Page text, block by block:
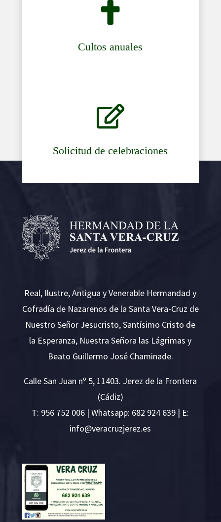

Cultos anuales

Solicitud de celebraciones
Real, Ilustre, Antigua y Venerable Hermandad y
Cofradía de Nazarenos de la Santa Vera-Cruz de
Nuestro Señor Jesucristo, Santísimo Cristo de
la Esperanza, Nuestra Señora las Lágrimas y
Beato Guillermo José Chaminade.
Calle San Juan nº 5, 11403. Jerez de la Frontera
(Cádiz)
T: 956 752 006 | Whatsapp: 682 924 639 | E:
se.ze
rejzu
rcare
v@ofn
i